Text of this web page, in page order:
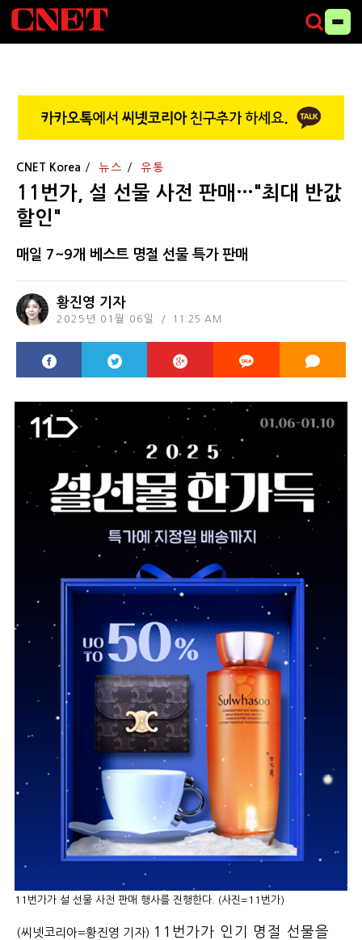
CNET Korea 뉴스 유통
11번가, 설 선물 사전 판매…"최대 반값
할인"
매일 7~9개 베스트 명절 선물 특가 판매
황진영 기자
2025년 01월 06일 11:25 AM
11번가가 설 선물 사전 판매 행사를 진행한다. (사진=11번가)
(씨넷코리아=황진영 기자) 11번가가 인기 명절 선물을